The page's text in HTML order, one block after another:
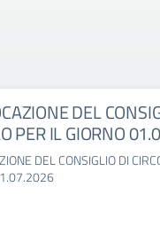
DEL
PER IL GIORNO
DEL CONSIGLIO DI